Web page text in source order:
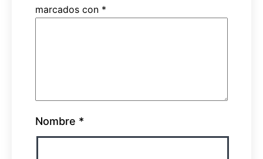
marcados con *
Nombre *